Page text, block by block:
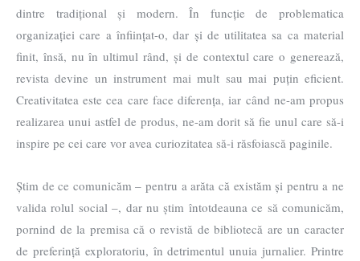
dintre tradițional și modern. În funcție de problematica
organizației care a înființat-o, dar și de utilitatea sa ca material
finit, însă, nu în ultimul rând, și de contextul care o generează,
revista devine un instrument mai mult sau mai puțin eficient.
Creativitatea este cea care face diferența, iar când ne-am propus
realizarea unui astfel de produs, ne-am dorit să fie unul care să-i
inspire pe cei care vor avea curiozitatea să-i răsfoiască paginile.
Știm de ce comunicăm – pentru a arăta că existăm și pentru a ne
valida rolul social –, dar nu știm întotdeauna ce să comunicăm,
pornind de la premisa că o revistă de bibliotecă are un caracter
de preferință exploratoriu, în detrimentul unuia jurnalier. Printre